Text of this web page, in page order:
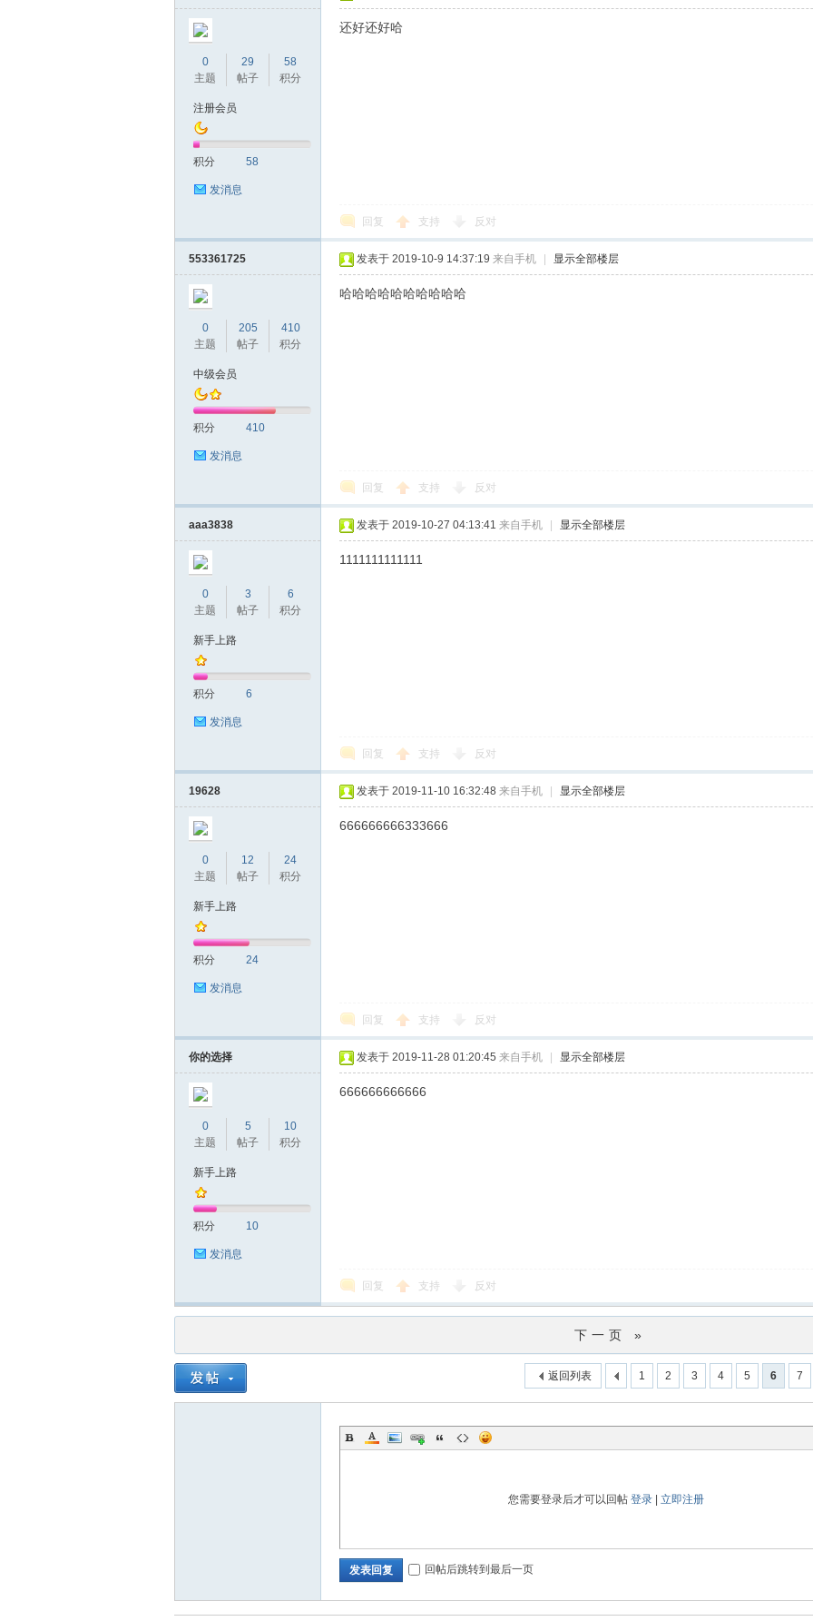
圳
品
0
主题
29
帖子
58
积分
注册会员
积分 58
发消息
还好还好哈
回复 支持 反对
553361725
0
主题
205
帖子
410
积分
中级会员
积分 410
发消息
发表于 2019-10-9 14:37:19 来自手机 显示全部楼层
哈哈哈哈哈哈哈哈哈哈
回复 支持 反对
aaa3838
0
主题
3
帖子
6
积分
新手上路
积分 6
发消息
发表于 2019-10-27 04:13:41 来自手机 显示全部楼层
1111111111111
回复 支持 反对
19628
0
主题
12
帖子
24
积分
新手上路
积分 24
发消息
发表于 2019-11-10 16:32:48 来自手机 显示全部楼层
666666666333666
回复 支持 反对
你的选择
0
主题
5
帖子
10
积分
新手上路
积分 10
发消息
发表于 2019-11-28 01:20:45 来自手机 显示全部楼层
666666666666
回复 支持 反对
下一页 »
1 2 3 4 5 6 7
返回列表
您需要登录后才可以回帖 登录| 立即注册
发表回复 回帖后跳转到最后一页